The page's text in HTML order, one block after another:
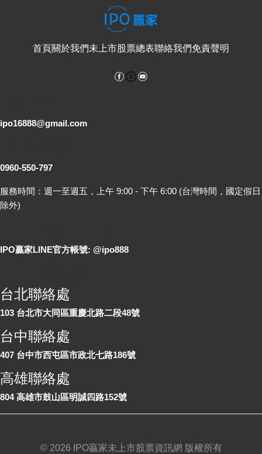
首頁關於我們未上市股票總表聯絡我們免責聲明
Facebook
ipo16888@gmail.com
0960-550-797
服務時間：週一至週五，上午 9:00 - 下午 6:00 (台灣時間，國定假日
除外)
IPO贏家LINE官方帳號: @ipo888
台北聯絡處
103 台北市大同區重慶北路二段48號
台中聯絡處
407 台中市西屯區市政北七路186號
高雄聯絡處
804 高雄市鼓山區明誠四路152號
© 2026 IPO贏家未上市股票資訊網 版權所有